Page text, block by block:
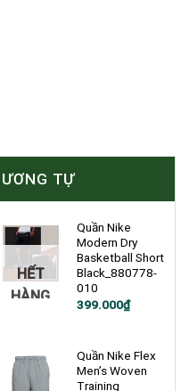
TỰ
HẾT
HÀNG
Quần Nike
Modern Dry
Basketball Short
Black_880778-
010
Giá
399.000₫
Giá
399.000₫.
Quần Nike Flex
Men’s Woven
Training